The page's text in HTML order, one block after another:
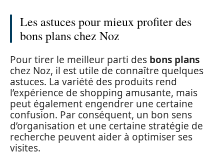
Les astuces pour mieux profiter des
bons plans chez Noz
Pour tirer le meilleur parti des bons plans
chez Noz, il est utile de connaître quelques
astuces. La variété des produits rend
l’expérience de shopping amusante, mais
peut également engendrer une certaine
confusion. Par conséquent, un bon sens
d’organisation et une certaine stratégie de
recherche peuvent aider à optimiser ses
visites.